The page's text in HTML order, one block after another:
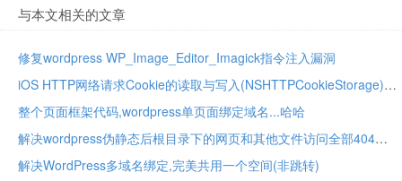
与本文相关的文章
修复wordpress WP_Image_Editor_Imagick指令注入漏洞
iOS HTTP网络请求Cookie的读取与写入(NSHTTPCookieStorage)
整个页面框架代码,wordpress单页面绑定域名...哈哈
解决wordpress伪静态后根目录下的网页和其他文件访问全部404
解决WordPress多域名绑定,完美共用一个空间(非跳转)